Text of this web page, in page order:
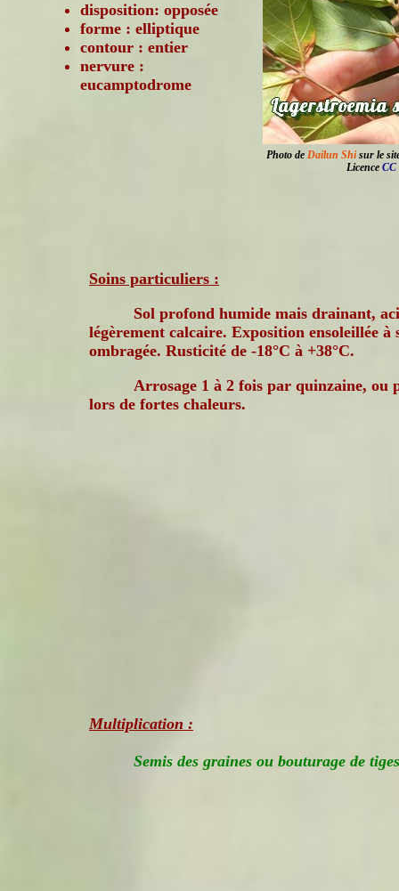
Photo de Dailun Shisur le
Licence CC
disposition: opposée
forme : elliptique
contour : entier
nervure :
eucamptodrome
Soins particuliers :
Sol profond humide mais drainant,
légèrement calcaire. Exposition ensoleillée à
ombragée. Rusticité de -18°C à +38°C.
Arrosage 1 à 2 fois par quinzaine, ou
lors de fortes chaleurs.
Multiplication :
Semis des graines ou bouturage de